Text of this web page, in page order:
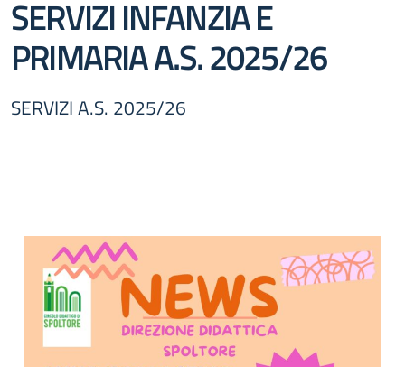
SERVIZI INFANZIA E
PRIMARIA A.S. 2025/26
SERVIZI A.S. 2025/26